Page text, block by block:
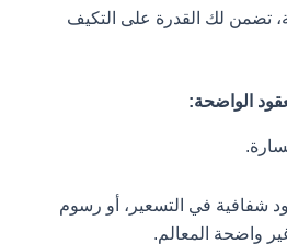
تضمن لك القدرة على التكيف
في التسعير، أو رسوم
واضحة المعالم.